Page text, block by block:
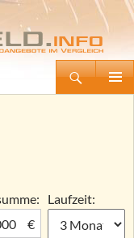
Tagesgeld.info – Tagesgeldkonten vergleichen und Tagesgeld-Zinsen berechnen
€
Laufzeit: